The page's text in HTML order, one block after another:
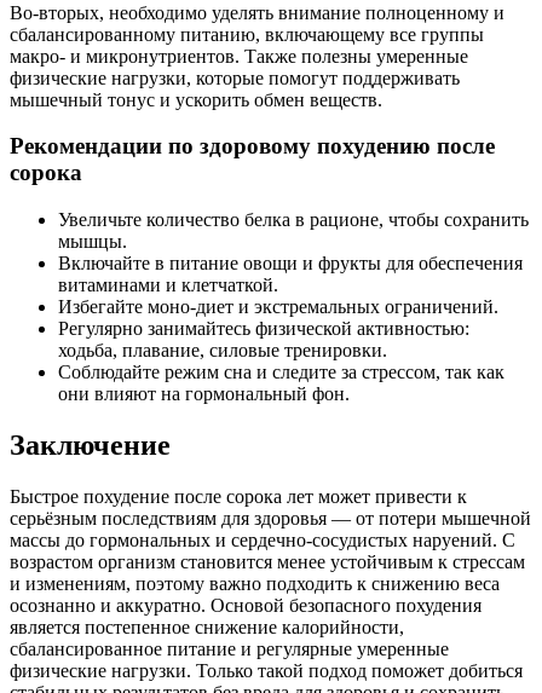
Во-вторых, необходимо уделять внимание полноценному и
сбалансированному питанию, включающему все группы
макро- и микронутриентов. Также полезны умеренные
физические нагрузки, которые помогут поддерживать
мышечный тонус и ускорить обмен веществ.
Рекомендации по здоровому похудению после
сорока
Увеличьте количество белка в рационе, чтобы сохранить
мышцы.
Включайте в питание овощи и фрукты для обеспечения
витаминами и клетчаткой.
Избегайте моно-диет и экстремальных ограничений.
Регулярно занимайтесь физической активностью:
ходьба, плавание, силовые тренировки.
Соблюдайте режим сна и следите за стрессом, так как
они влияют на гормональный фон.
Заключение
Быстрое похудение после сорока лет может привести к
серьёзным последствиям для здоровья — от потери мышечной
массы до гормональных и сердечно-сосудистых наруений. С
возрастом организм становится менее устойчивым к стрессам
и изменениям, поэтому важно подходить к снижению веса
осознанно и аккуратно. Основой безопасного похудения
является постепенное снижение калорийности,
сбалансированное питание и регулярные умеренные
физические нагрузки. Только такой подход поможет добиться